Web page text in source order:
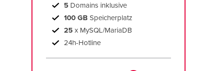
5 Domains inklusive
100 GB Speicherplatz
25 x MySQL/MariaDB
24h-Hotline